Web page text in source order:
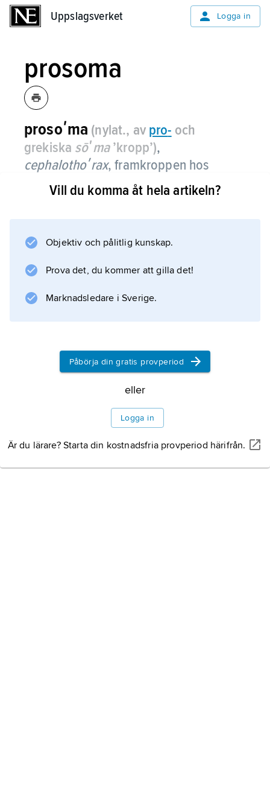
Uppslagsverket Logga in
prosoma
prosoʹma (nylat., av pro- och
grekiska sōʹma’kropp’),
cephalothoʹrax, framkroppen hos
djurgruppen palpkäkar.
Vill du komma åt hela artikeln?
Objektiv och pålitlig kunskap.
Prova det, du kommer att gilla det!
Marknadsledare i Sverige.
Påbörja din gratis provperiod
eller
Logga in
Är du lärare? Starta din kostnadsfria provperiod härifrån.